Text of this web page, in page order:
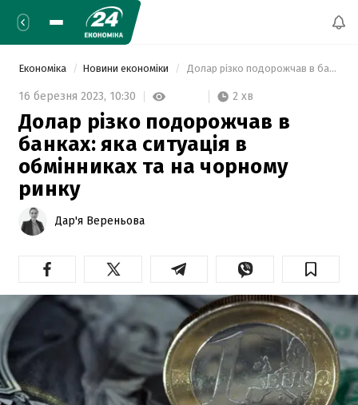
Економіка Новини економіки Долар різко подорожчав в банках: яка ситуація в обмінниках та на чорному ринку
16 березня 2023, 10:30 2 хв
Долар різко подорожчав в
банках: яка ситуація в
обмінниках та на чорному
ринку
Дар'я Вереньова